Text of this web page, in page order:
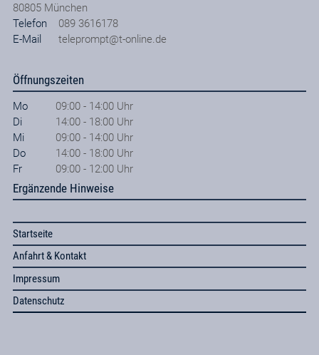
80805 München
Telefon
089 3616178
E-Mail
teleprompt@t-online.de
Öffnungszeiten
Mo
09:00 - 14:00 Uhr
Di
14:00 - 18:00 Uhr
Mi
09:00 - 14:00 Uhr
Do
14:00 - 18:00 Uhr
Fr
09:00 - 12:00 Uhr
Ergänzende Hinweise
Startseite
Anfahrt & Kontakt
Impressum
Datenschutz